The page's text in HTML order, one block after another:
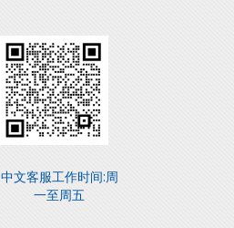
中文客服工作时间:周
一至周五